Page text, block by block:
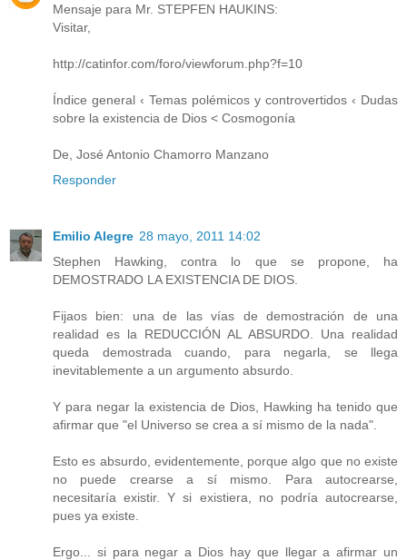
Mensaje para Mr. STEPFEN HAUKINS:
Visitar,
http://catinfor.com/foro/viewforum.php?f=10
Índice general ‹ Temas polémicos y controvertidos ‹ Dudas
sobre la existencia de Dios < Cosmogonía
De, José Antonio Chamorro Manzano
Responder
Emilio Alegre 28 mayo, 2011 14:02
Stephen Hawking, contra lo que se propone, ha
DEMOSTRADO LA EXISTENCIA DE DIOS.
Fijaos bien: una de las vías de demostración de una
realidad es la REDUCCIÓN AL ABSURDO. Una realidad
queda demostrada cuando, para negarla, se llega
inevitablemente a un argumento absurdo.
Y para negar la existencia de Dios, Hawking ha tenido que
afirmar que "el Universo se crea a sí mismo de la nada".
Esto es absurdo, evidentemente, porque algo que no existe
no puede crearse a sí mismo. Para autocrearse,
necesitaría existir. Y si existiera, no podría autocrearse,
pues ya existe.
Ergo... si para negar a Dios hay que llegar a afirmar un